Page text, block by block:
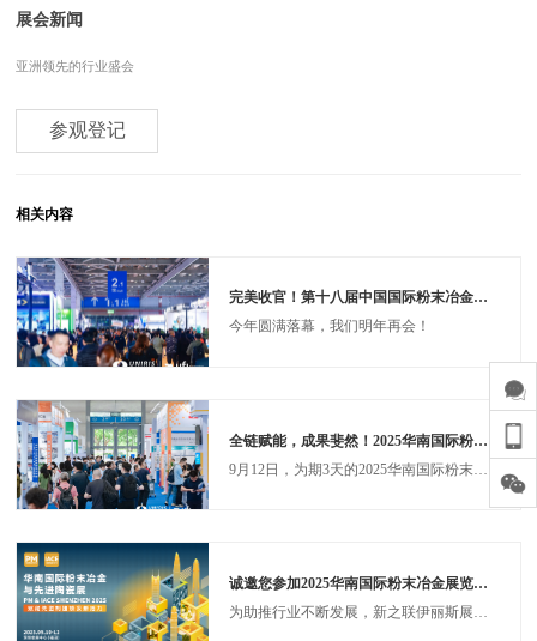
展会新闻
亚洲领先的行业盛会
参观登记
相关内容
完美收官！第十八届中国国际粉末冶金及硬质合金展圆满落幕，三天先进制造盛宴铸就产业新标杆！
今年圆满落幕，我们明年再会！
全链赋能，成果斐然！2025华南国际粉末冶金与先进陶瓷展览会圆满落幕！
诚邀您参加2025华南国际粉末冶金展览会！
为助推行业不断发展，新之联伊丽斯展览公司主办的华南国际粉末冶金展览会(PM SHENZHEN 2025)将于2025年9月10至12日在深圳会展中心福田展馆2号馆隆重举办！届时将携手300家展商在面积超30,000平方米的展厅内集中展出粉末冶金领域的高性能原材料、前沿技术设备、开创性产品及行业领先的解决方案，推动华南先进制造市场迸发新动能，带来海量发展机遇！